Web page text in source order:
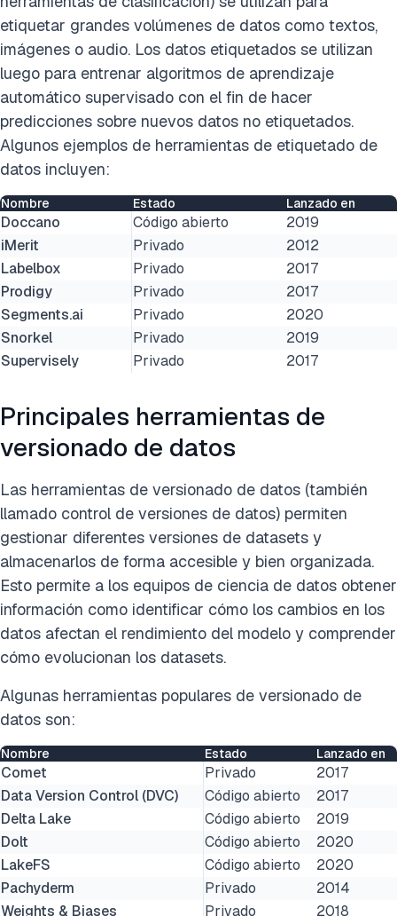
etiquetar grandes volúmenes de datos como textos,
imágenes o audio. Los datos etiquetados se utilizan
luego para entrenar algoritmos de aprendizaje
automático supervisado con el fin de hacer
predicciones sobre nuevos datos no etiquetados.
Algunos ejemplos de herramientas de etiquetado de
datos incluyen:
Nombre Estado Lanzado en
Doccano Código abierto
2019
iMerit
Privado
2012
Labelbox
Privado
2017
Prodigy
Privado
2017
Segments.ai
Privado
2020
Snorkel
Privado
2019
Supervisely
Privado 2017
Principales herramientas de
versionado de datos
Las herramientas de versionado de datos (también
llamado control de versiones de datos) permiten
gestionar diferentes versiones de datasets y
almacenarlos de forma accesible y bien organizada.
Esto permite a los equipos de ciencia de datos obtener
información como identificar cómo los cambios en los
datos afectan el rendimiento del modelo y comprender
cómo evolucionan los datasets.
Algunas herramientas populares de versionado de
datos son:
Nombre Estado Lanzado en
Comet Privado
2017
Data Version Control (DVC)
Código abierto
2017
Delta Lake
Código abierto
2019
Dolt
Código abierto
2020
LakeFS
Código abierto
2020
Pachyderm
Privado
2014
Weights & Biases
Privado 2018